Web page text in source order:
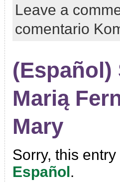
Leave a
comentario
(Español)
Marią
Mary
Sorry, this
Español .